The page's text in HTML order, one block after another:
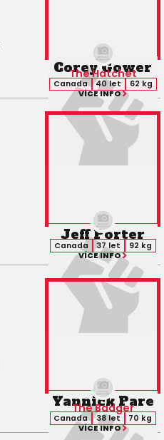
Corey Gower
The Hatchet
Canada 40 let
62 kg
VÍCE INFO
Jeff Porter
Canada 37 let
92 kg
VÍCE INFO
Yannick Pare
The Badger
Canada 38 let
70 kg
VÍCE INFO